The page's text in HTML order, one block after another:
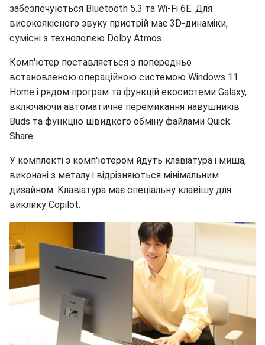
забезпечуються Bluetooth 5.3 та Wi-Fi 6E. Для
високоякісного звуку пристрій має 3D-динаміки,
сумісні з технологією Dolby Atmos.
Комп'ютер поставляється з попередньо
встановленою операційною системою Windows 11
Home і рядом програм та функцій екосистеми Galaxy,
включаючи автоматичне перемикання навушників
Buds та функцію швидкого обміну файлами Quick
Share.
У комплекті з комп'ютером йдуть клавіатура і миша,
виконані з металу і відрізняються мінімальним
дизайном. Клавіатура має спеціальну клавішу для
виклику Copilot.